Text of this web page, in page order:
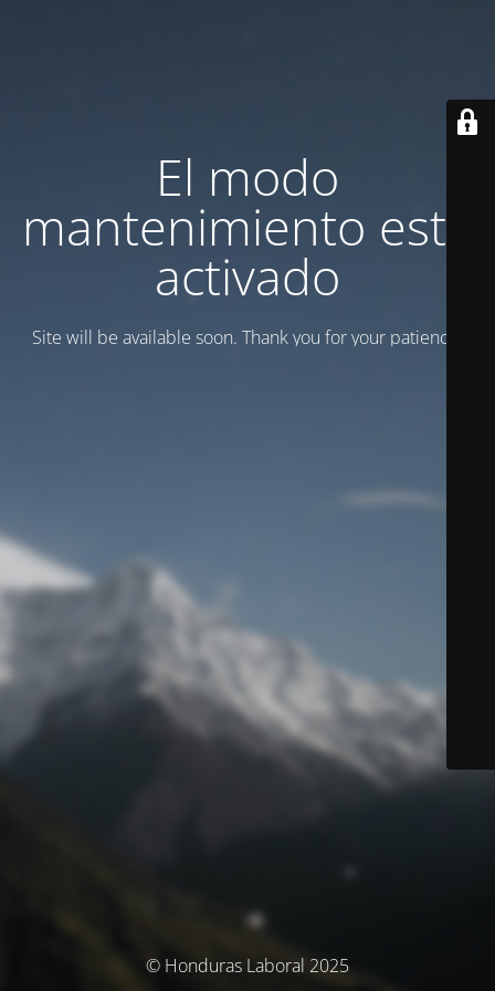
El modo
mantenimiento está
activado
Site will be available soon. Thank you for your patience!
© Honduras Laboral 2025